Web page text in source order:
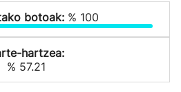
botoak: % 100
hartzea:
% 57.21